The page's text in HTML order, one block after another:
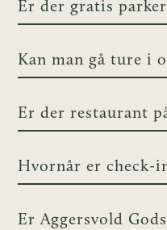
Er der gratis
Kan man gå ture i
Er der restaurant
Hvornår er check-
Er Aggersvold